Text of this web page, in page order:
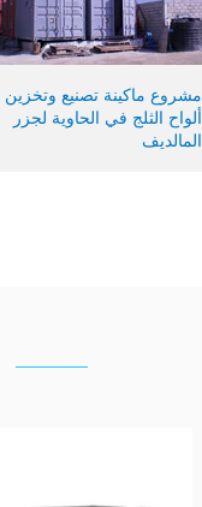
مشروع ماكينة تصنيع وتخزين
ألواح الثلج في الحاوية لجزر
المالديف